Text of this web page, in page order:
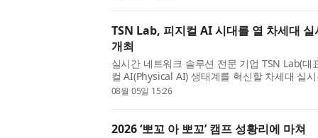
TSN Lab, 피지컬 AI 시대를 열 차세대
개최
실시간 네트워크 솔루션 전문 기업 TSN Lab(
컬 AI(Physical AI) 생태계를 혁신할 차세대 실
이는 첫 번째 공식 기술 시연회를 개최한다. 이
08월 05일 15:26
2026 ‘뽀꼬 아 뽀꼬’ 캠프 성황리에 마쳐